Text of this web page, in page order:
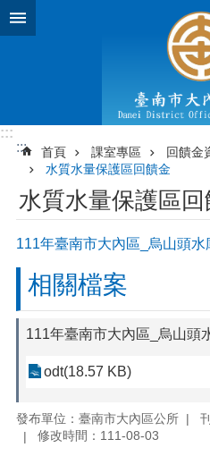
跳到主要內容區塊
:::
:::
首頁 課室專區
回饋金
水質水量保護區回饋金
水質水量保護區回
111年臺南市大內區_烏山頭
相關檔案
111年臺南市大內區_烏山頭
odt(18.57 KB)
發布單位：臺南市大內區公所
修改時間：111-08-03